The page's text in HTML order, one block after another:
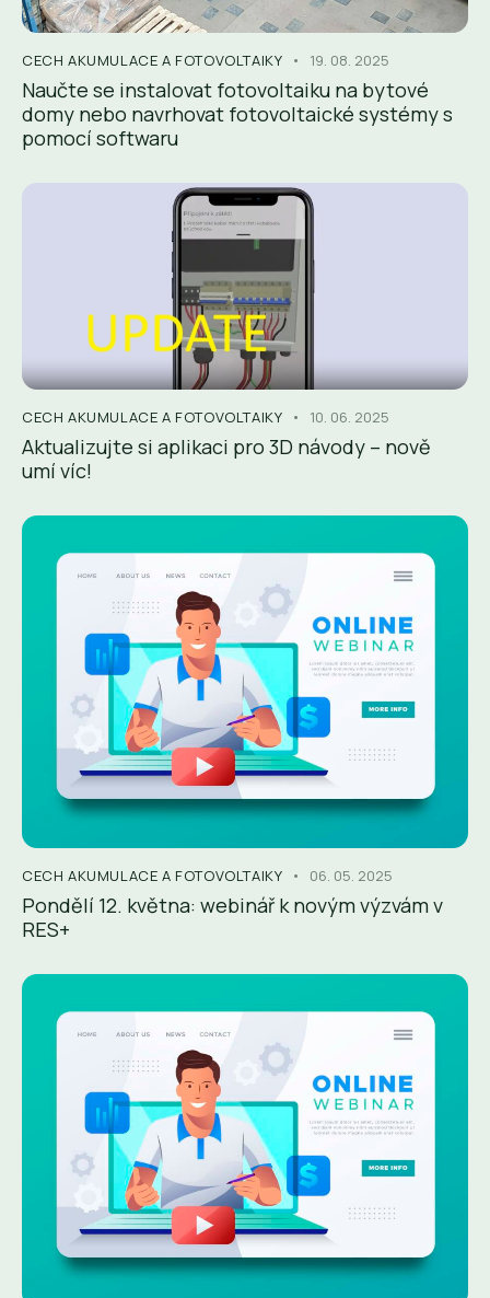
CECH AKUMULACE A FOTOVOLTAIKY 19. 08. 2025
Naučte se instalovat fotovoltaiku na bytové
domy nebo navrhovat fotovoltaické systémy s
pomocí softwaru
CECH AKUMULACE A FOTOVOLTAIKY 10. 06. 2025
Aktualizujte si aplikaci pro 3D návody – nově
umí víc!
CECH AKUMULACE A FOTOVOLTAIKY 06. 05. 2025
Pondělí 12. května: webinář k novým výzvám v
RES+